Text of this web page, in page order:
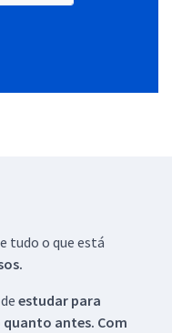
tudo o que está
estudar para
quanto antes. Com